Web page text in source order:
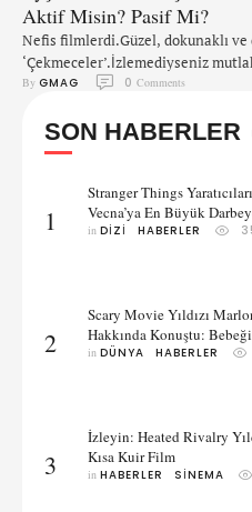
Aktif Misin? Pasif Mi?
Nefis filmlerdi.Güzel, dokunaklı ve
‘Çekmeceler’.İzlemediyseniz
ayrı.Caner Alper, eşi Mehmet
SİYAD En İyi Film, En İyi İlk Film
festivallerinde otuzun üzerinde
By GMAG 0 Comments
SON HABERLER
1
Stranger Things
Vecna’ya En Büyük
in DIZI HABERLER
2
Scary Movie Yıldızı
Hakkında Konuştu:
in DÜNYA HABERLER
3
İzleyin: Heated Rivalry
Kısa Kuir Film
in HABERLER SINEMA